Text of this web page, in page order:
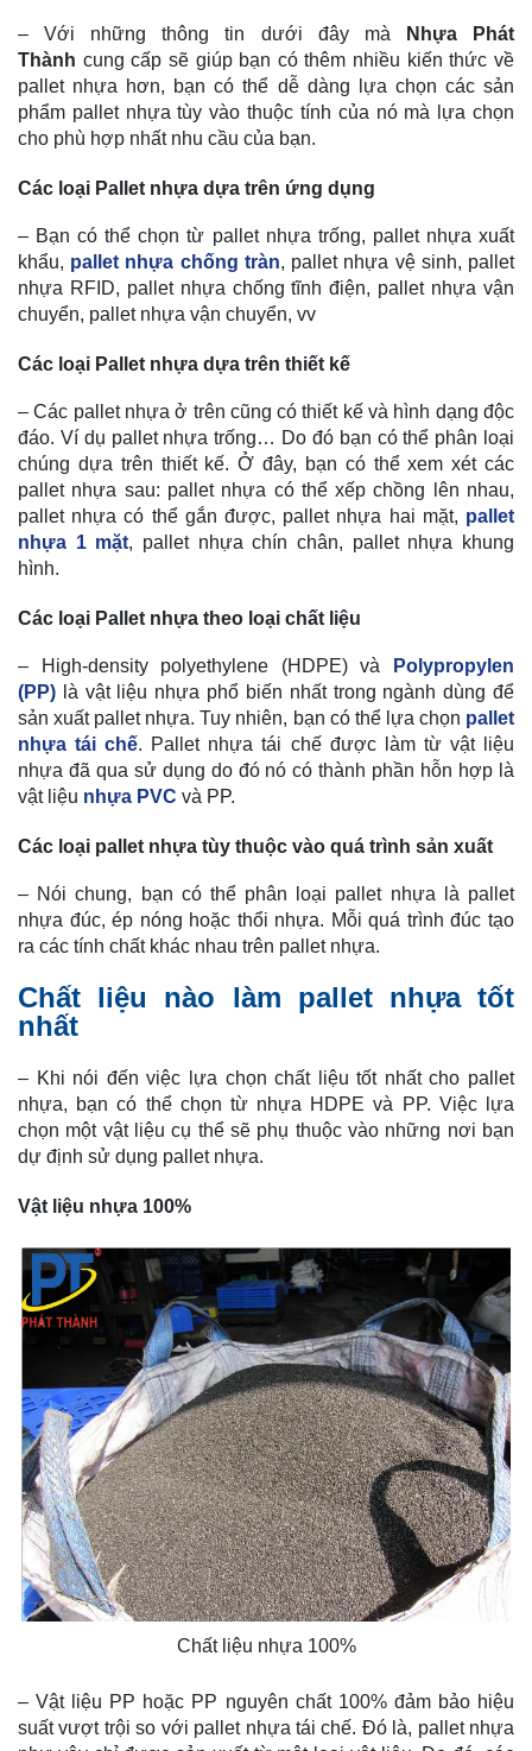
– Với những thông tin dưới đây mà
Nhựa Phát
Thành cung cấp sẽ giúp bạn có thêm nhiều kiến thức về
pallet nhựa hơn, bạn có thể dễ dàng lựa chọn các sản
phẩm pallet nhựa tùy vào thuộc tính của nó mà lựa chọn
cho phù hợp nhất nhu cầu của bạn.
Các loại Pallet nhựa dựa trên ứng dụng
– Bạn có thể chọn từ pallet nhựa trống, pallet nhựa xuất
khẩu, pallet nhựa chống tràn, pallet nhựa vệ sinh, pallet
nhựa RFID, pallet nhựa chống tĩnh điện, pallet nhựa vận
chuyển, pallet nhựa vận chuyển, vv
Các loại Pallet nhựa dựa trên thiết kế
– Các pallet nhựa ở trên cũng có thiết kế và hình dạng độc
đáo. Ví dụ pallet nhựa trống… Do đó bạn có thể phân loại
chúng dựa trên thiết kế. Ở đây, bạn có thể xem xét các
pallet nhựa sau: pallet nhựa có thể xếp chồng lên nhau,
pallet nhựa có thể gắn được, pallet nhựa hai mặt, pallet
nhựa 1 mặt, pallet nhựa chín chân, pallet nhựa khung
hình.
Các loại Pallet nhựa theo loại chất liệu
– High-density polyethylene (HDPE) và
Polypropylen
(PP) là vật liệu nhựa phổ biến nhất trong ngành dùng để
sản xuất pallet nhựa. Tuy nhiên, bạn có thể lựa chọn pallet
nhựa tái chế. Pallet nhựa tái chế được làm từ vật liệu
nhựa đã qua sử dụng do đó nó có thành phần hỗn hợp là
vật liệu nhựa PVC và PP.
Các loại pallet nhựa tùy thuộc vào quá trình sản xuất
– Nói chung, bạn có thể phân loại pallet nhựa là pallet
nhựa đúc, ép nóng hoặc thổi nhựa. Mỗi quá trình đúc tạo
ra các tính chất khác nhau trên pallet nhựa.
Chất liệu nào làm pallet nhựa tốt
nhất
– Khi nói đến việc lựa chọn chất liệu tốt nhất cho pallet
nhựa, bạn có thể chọn từ nhựa HDPE và PP. Việc lựa
chọn một vật liệu cụ thể sẽ phụ thuộc vào những nơi bạn
dự định sử dụng pallet nhựa.
Vật liệu nhựa 100%
Chất liệu nhựa 100%
– Vật liệu PP hoặc PP nguyên chất 100% đảm bảo hiệu
suất vượt trội so với pallet nhựa tái chế. Đó là, pallet nhựa